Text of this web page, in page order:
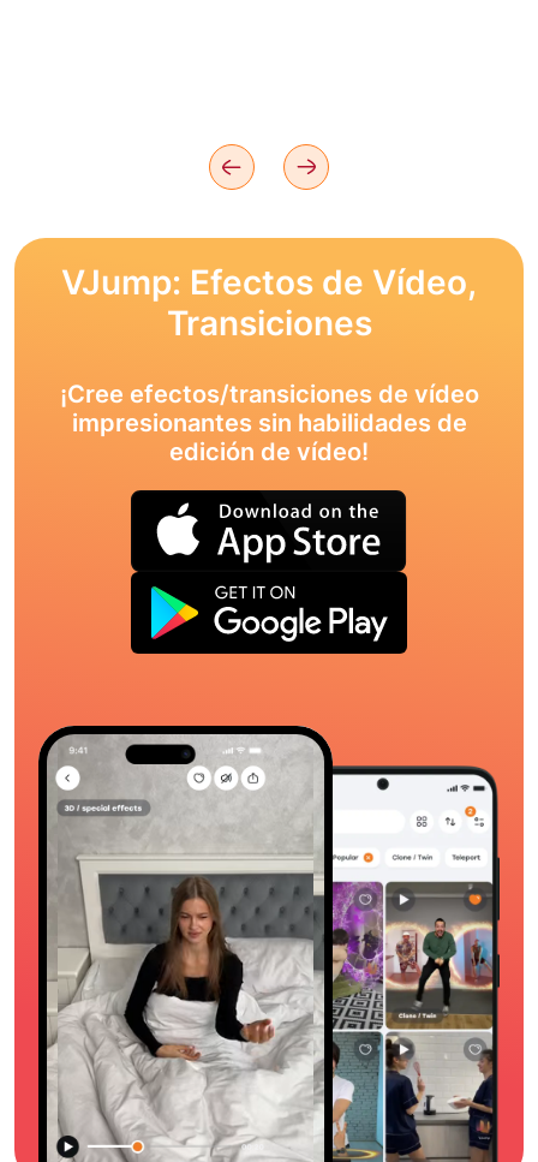
VJump: Efectos de Vídeo,
Transiciones
¡Cree efectos/transiciones de vídeo
impresionantes sin habilidades de
edición de vídeo!